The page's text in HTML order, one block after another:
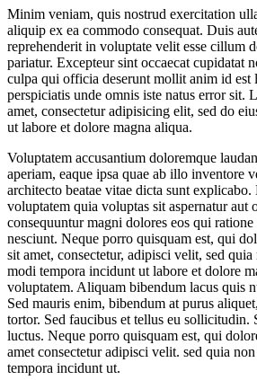
Minim veniam, quis nostrud exercitation
aliquip ex ea commodo consequat. Duis
reprehenderit in voluptate velit esse cillum
pariatur. Excepteur sint occaecat cupidatat
culpa qui officia deserunt mollit anim id est
perspiciatis unde omnis iste natus error sit.
amet, consectetur adipisicing elit, sed do
ut labore et dolore magna aliqua.
Voluptatem accusantium doloremque
aperiam, eaque ipsa quae ab illo inventore
architecto beatae vitae dicta sunt
voluptatem quia voluptas sit aspernatur aut
consequuntur magni dolores eos qui
nesciunt. Neque porro quisquam est, qui
sit amet, consectetur, adipisci velit, sed
modi tempora incidunt ut labore et dolore
voluptatem. Aliquam bibendum lacus quis
Sed mauris enim, bibendum at purus
tortor. Sed faucibus et tellus eu sollicitudin.
luctus. Neque porro quisquam est, qui
amet consectetur adipisci velit. sed quia
tempora incidunt ut.